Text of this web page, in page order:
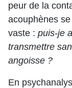
peur de la
acouphènes
vaste : puis-je
transmettre
angoisse ?
En